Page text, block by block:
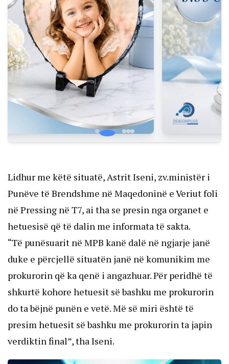
Lidhur me këtë situatë, Astrit Iseni, zv.ministër i
Punëve të Brendshme në Maqedoninë e Veriut foli
në Pressing në T7, ai tha se presin nga organet e
hetuesisë që të dalin me informata të sakta.
“Të punësuarit në MPB kanë dalë në ngjarje janë
duke e përcjellë situatën janë në komunikim me
prokurorin që ka qenë i angazhuar. Për peridhë të
shkurtë kohore hetuesit së bashku me prokurorin
do ta bëjnë punën e vetë. Më së miri është të
presim hetuesit së bashku me prokurorin ta japin
verdiktin final”, tha Iseni.